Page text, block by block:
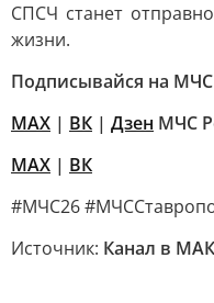
СПСЧ станет
жизни.
Подписывайся на
MAX | ВК | Дзен МЧС
MAX | ВК
#МЧС26
Источник: Канал в